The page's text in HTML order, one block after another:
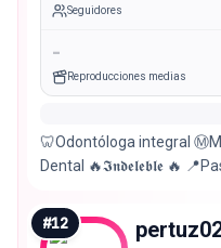
Seguidores
-
Reproducciones medias
🦷Odontóloga integral
Dental 🔥𝕴𝖓𝖉𝖊𝖑𝖊𝖇𝖑𝖊 🔥
#12